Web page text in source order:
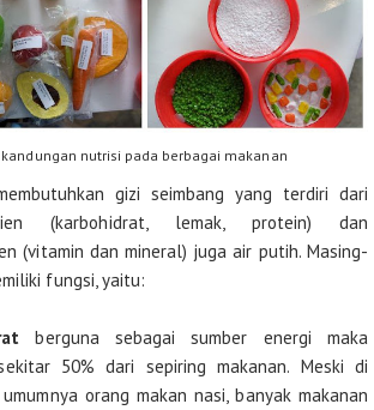
kandungan nutrisi pada berbagai makanan
gizi seimbang yang terdiri dari
(karbohidrat, lemak, protein) dan
(vitamin dan mineral) juga air putih. Masing-
fungsi, yaitu:
berguna sebagai sumber energi maka
50% dari sepiring makanan. Meski di
orang makan nasi, banyak makanan